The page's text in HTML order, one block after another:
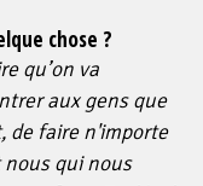
chose ?
qu’on va
aux gens que
de faire n'importe
qui nous